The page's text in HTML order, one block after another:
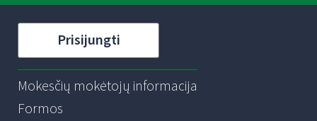
Prisijungti
Mokesčių mokėtojų informacija
Formos